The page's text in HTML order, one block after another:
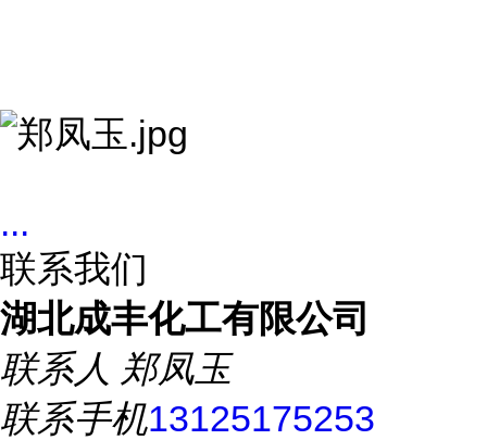
...
联系我们
湖北成丰化工有限公司
联系人 郑凤玉
联系手机13125175253